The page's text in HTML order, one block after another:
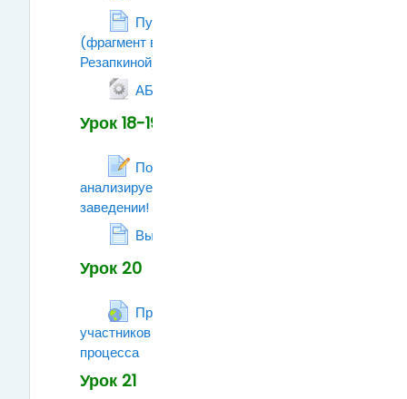
Пути получения профессии
(фрагмент видеокурса Галины
Резапкиной)Страница
АБИТУРИЕНТ
Урок 18-19
Поисковое задание:
анализируем информацию об учебном
заведении!Рабочая тетрадь
Выбираем ВУЗ
Урок 20
Права и обязанности
участников образовательного
процессаГиперссылка
Урок 21